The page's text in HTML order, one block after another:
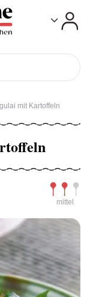
mit Kartoffeln
mittel